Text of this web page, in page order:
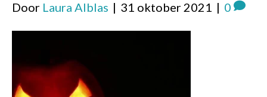
Door Laura Alblas | 31 oktober 2021 | 0